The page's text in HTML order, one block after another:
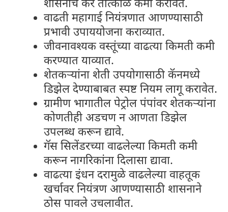
शासनाचे कर तात्काळ कमी करावेत.
वाढती महागाई नियंत्रणात आणण्यासाठी
प्रभावी उपाययोजना कराव्यात.
जीवनावश्यक वस्तूंच्या वाढत्या किमती कमी
करण्यात याव्यात.
शेतकऱ्यांना शेती उपयोगासाठी कॅनमध्ये
डिझेल देण्याबाबत स्पष्ट नियम लागू करावेत.
ग्रामीण भागातील पेट्रोल पंपांवर शेतकऱ्यांना
कोणतीही अडचण न आणता डिझेल
उपलब्ध करून द्यावे.
गॅस सिलेंडरच्या वाढलेल्या किमती कमी
करून नागरिकांना दिलासा द्यावा.
वाढत्या इंधन दरामुळे वाढलेल्या वाहतूक
खर्चावर नियंत्रण आणण्यासाठी शासनाने
ठोस पावले उचलावीत.